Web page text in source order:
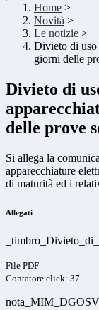
Home >
Novità >
Le notizie >
Divieto di uso
giorni delle
Divieto di
delle prove
Si allega la
apparecchiature
di maturità ed i
Allegati
File PDF
Contatore click: 37